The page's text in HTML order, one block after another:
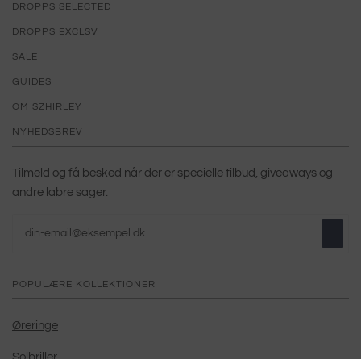
DROPPS SELECTED
DROPPS EXCLSV
SALE
GUIDES
OM SZHIRLEY
NYHEDSBREV
Tilmeld og få besked når der er specielle tilbud, giveaways og
andre labre sager.
POPULÆRE KOLLEKTIONER
Øreringe
Solbriller